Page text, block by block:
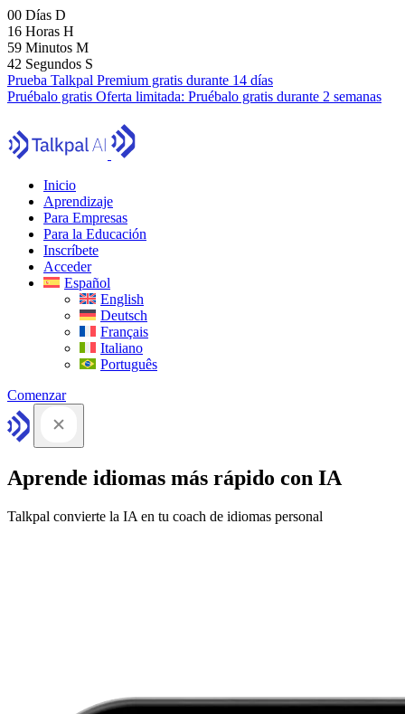
00 Días D
16 Horas H
59 Minutos M
41 Segundos S
Prueba Talkpal Premium gratis durante 14 días
Pruébalo gratis Oferta limitada: Pruébalo gratis durante 2 semanas
Inicio
Aprendizaje
Para Empresas
Para la Educación
Inscríbete
Acceder
Español
English
Deutsch
Français
Italiano
Português
Comenzar
Aprende idiomas más rápido con IA
Talkpal convierte la IA en tu coach de idiomas personal